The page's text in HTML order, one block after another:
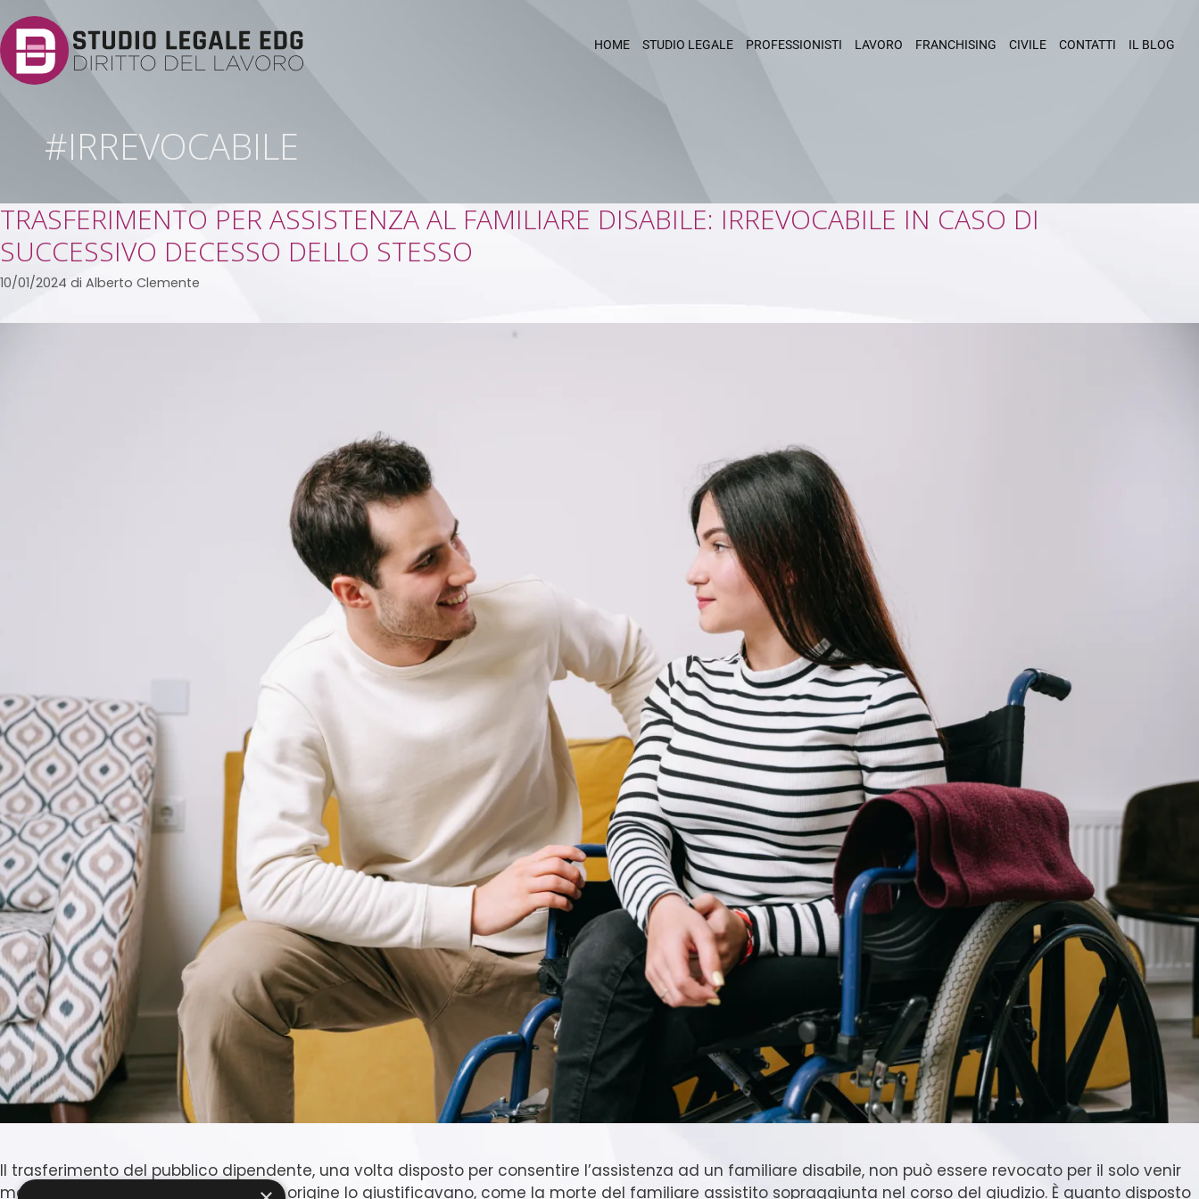
HOME STUDIO LEGALE PROFESSIONISTI LAVORO FRANCHISING CIVILE CONTATTI IL BLOG
#IRREVOCABILE
TRASFERIMENTO PER ASSISTENZA AL FAMILIARE DISABILE: IRREVOCABILE IN CASO DI
SUCCESSIVO DECESSO DELLO STESSO
10/01/2024 di Alberto Clemente
Il trasferimento del pubblico dipendente, una volta disposto per consentire l’assistenza ad un familiare disabile, non può essere revocato per il solo venir
meno delle condizioni fattuali che in origine lo giustificavano, come la morte del familiare assistito sopraggiunta nel corso del giudizio. È quanto disposto